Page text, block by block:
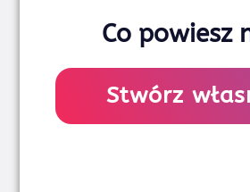
Co powiesz
Stwórz